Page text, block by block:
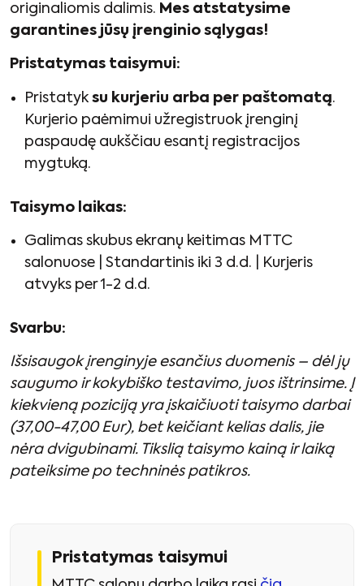
originaliomis dalimis. Mes atstatysime
garantines jūsų įrenginio sąlygas!
Pristatymas taisymui:
Pristatyk su kurjeriu arba per paštomatą.
Kurjerio paėmimui užregistruok įrenginį
paspaudę aukščiau esantį registracijos
mygtuką.
Taisymo laikas:
Galimas skubus ekranų keitimas MTTC
salonuose | Standartinis iki 3 d.d. | Kurjeris
atvyks per 1-2 d.d.
Svarbu:
Išsisaugok įrenginyje esančius duomenis – dėl jų
saugumo ir kokybiško testavimo, juos ištrinsime. Į
kiekvieną poziciją yra įskaičiuoti taisymo darbai
(37,00-47,00 Eur), bet keičiant kelias dalis, jie
nėra dvigubinami. Tikslią taisymo kainą ir laiką
pateiksime po techninės patikros.
Pristatymas taisymui